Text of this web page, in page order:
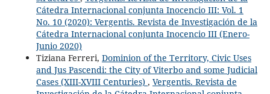
Cátedra Internacional conjunta Inocencio III: Vol. 1
No. 10 (2020): Vergentis. Revista de Investigación de la
Cátedra Internacional conjunta Inocencio III (Enero-
Junio 2020)
Tiziana Ferreri, Dominion of the Territory, Civic Uses
and Jus Pascendi: the City of Viterbo and some Judicial
Cases (XIII-XVIII Centuries) , Vergentis. Revista de